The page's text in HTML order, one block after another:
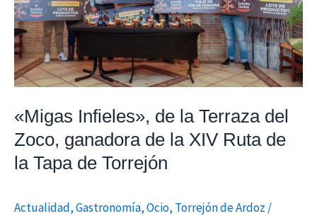
«Migas Infieles», de la Terraza del
Zoco, ganadora de la XIV Ruta de
la Tapa de Torrejón
Actualidad,Gastronomía,Ocio, Torrejón de Ardoz /
Terraza
del
Zoco,
ganadora
de
XIV
Ruta
de
Tapa